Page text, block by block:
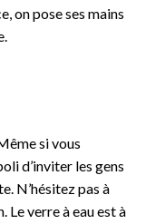
on pose ses mains
si vous
d’inviter les gens
N’hésitez pas à
Le verre à eau est à